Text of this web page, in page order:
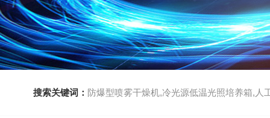
搜索关键词： 防爆型喷雾干燥机,冷光源低温光照培养箱,人